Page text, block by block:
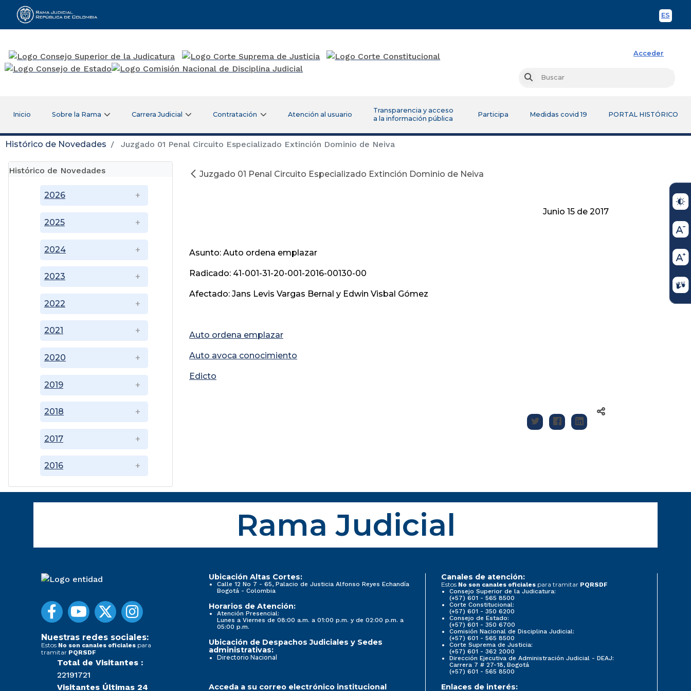
ES
Rama Judicial
Acceder
Buscar
Inicio Sobre la Rama Carrera Judicial Contratación Atención al usuario
Transparencia y acceso
a la información pública
Participa Medidas covid 19 PORTAL HISTÓRICO
Histórico de Novedades Juzgado 01 Penal Circuito Especializado Extinción Dominio de Neiva
Histórico de Novedades
2016
2017
2018
2019
2020
2021
2022
2023
2024
2025
2026
Juzgado 01 Penal Circuito Especializado Extinción Dominio de Neiva
Junio 15 de 2017
Asunto: Auto ordena emplazar
Radicado: 41-001-31-20-001-2016-00130-00
Afectado: Jans Levis Vargas Bernal y Edwin Visbal Gómez
Auto ordena emplazar
Auto avoca conocimiento
Edicto
Rama Judicial
Nuestras redes sociales:
Estos No son canales oficiales para
tramitar PQRSDF
Total de Visitantes :
22191721
Visitantes Últimas 24
Ubicación Altas Cortes:
Calle 12 No 7 - 65, Palacio de Justicia Alfonso Reyes Echandía
Bogotá - Colombia
Horarios de Atención:
Atención Presencial:
Lunes a Viernes de 08:00 a.m. a 01:00 p.m. y de 02:00 p.m. a
05:00 p.m.
Ubicación de Despachos Judiciales y Sedes
administrativas:
Directorio Nacional
Canales de atención:
Estos No son canales oficiales para tramitar PQRSDF
Consejo Superior de la Judicatura:
(+57) 601 - 565 8500
Corte Constitucional:
(+57) 601 - 350 6200
Consejo de Estado:
(+57) 601 - 350 6700
Comisión Nacional de Disciplina Judicial:
(+57) 601 - 565 8500
Corte Suprema de Justicia:
(+57) 601 - 362 2000
Dirección Ejecutiva de Administración Judicial - DEAJ:
Carrera 7 # 27-18, Bogotá
(+57) 601 - 565 8500
Acceda a su correo electrónico institucional Enlaces de interés: